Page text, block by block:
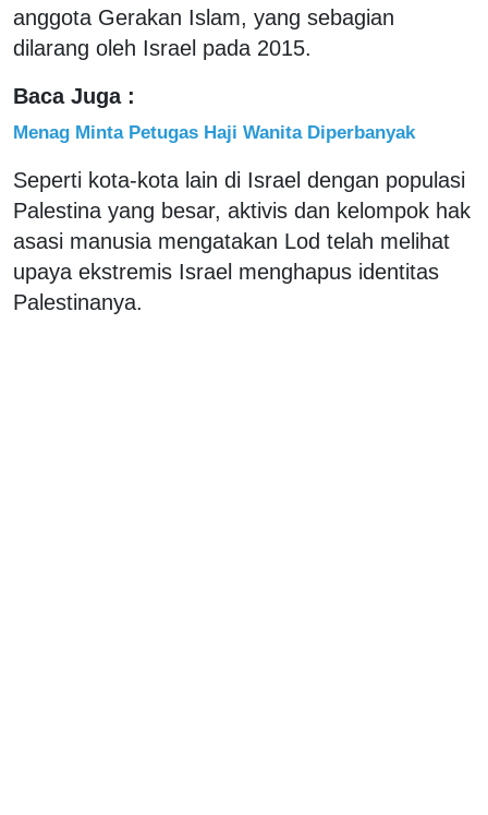
anggota Gerakan Islam, yang sebagian
dilarang oleh Israel pada 2015.
Baca Juga :
Menag Minta Petugas Haji Wanita Diperbanyak
Seperti kota-kota lain di Israel dengan populasi
Palestina yang besar, aktivis dan kelompok hak
asasi manusia mengatakan Lod telah melihat
upaya ekstremis Israel menghapus identitas
Palestinanya.